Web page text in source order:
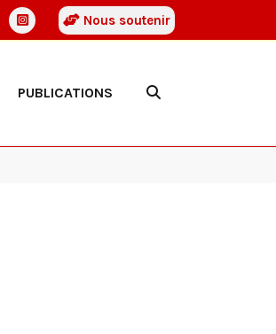
Nous soutenir
PUBLICATIONS